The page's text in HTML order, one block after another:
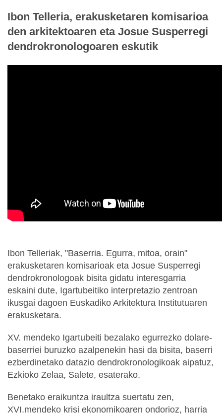
Ibon Telleria, erakusketaren komisarioa
den arkitektoaren eta Josue Susperregi
dendrokronologoaren eskutik
Ibon Telleriak, "Baserria. Egurra, mitoa, orain"
erakusketaren komisarioak eta Josue Susperregi
dendrokronologoak bisita gidatu interesgarria
eskaini dute, Igartubeitiko interpretazio zentroan
ikusgai dagoen Euskadiko Arkitektura Institutuaren
erakusketara.
XV. mendeko Igartubeiti bezalako egurrezko dolare-
baserriei buruzko azalpenekin hasi da bisita, baserri
ezberdinetako datazio dendrokronologikoak aipatuz,
Ezkioko Zelaa, Salete, esaterako.
Benetako eraikuntza iraultza suertatu zen,
XVI.mendeko krisi ekonomikoaren ondorioz, harria